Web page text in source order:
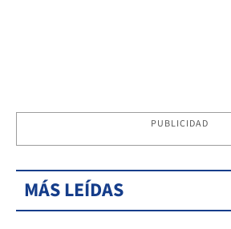
PUBLICIDAD
MÁS LEÍDAS